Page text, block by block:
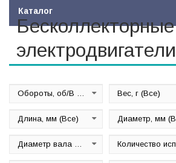
Каталог
Бесколлекторные
электродвигатели
Обороты, об/В
(Все) Вес, г (Все)
Длина, мм (Все) Диаметр, мм (Все)
Диаметр вала двигателя, мм (Все)